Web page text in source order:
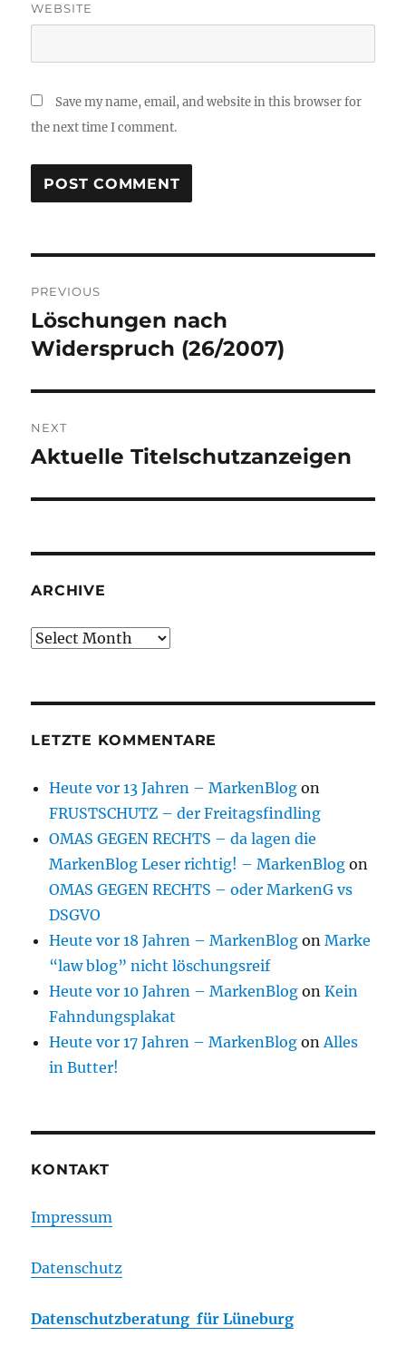
WEBSITE
Save my name, email, and website in this browser for
the next time I comment.
navigation
PREVIOUS
Previous
post:
Löschungen nach
Widerspruch (26/2007)
NEXT
Next
Aktuelle Titelschutzanzeigen
ARCHIVE
Archive
LETZTE KOMMENTARE
Heute vor 13 Jahren – MarkenBlog on
FRUSTSCHUTZ – der Freitagsfindling
OMAS GEGEN RECHTS – da lagen die
MarkenBlog Leser richtig! – MarkenBlog on
OMAS GEGEN RECHTS – oder MarkenG vs
DSGVO
Heute vor 18 Jahren – MarkenBlog onMarke
“law blog” nicht löschungsreif
Heute vor 10 Jahren – MarkenBlog onKein
Fahndungsplakat
Heute vor 17 Jahren – MarkenBlog onAlles
in Butter!
KONTAKT
Impressum
Datenschutz
Datenschutzberatung für Lüneburg